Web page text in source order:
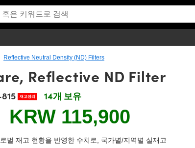
Reflective Neutral Density (ND) Filters
Reflective ND Filter
재고정리 14개 보유
plus and minus buttons to adjust the quantity.
KRW 115,900
벌 재고 현황을 반영한 수치로, 국가별/지역별 실재고